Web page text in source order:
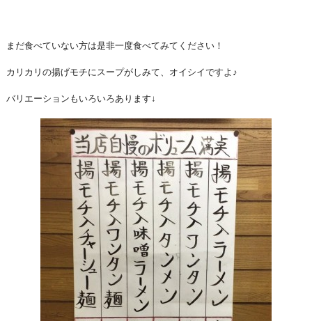
まだ食べていない方は是非一度食べてみてください！
カリカリの揚げモチにスープがしみて、オイシイですよ♪
バリエーションもいろいろあります↓